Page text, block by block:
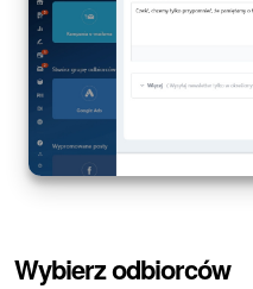
Centrum Sprzedaży
Kwestie ogólne
Collaby
Wybierz odbiorców